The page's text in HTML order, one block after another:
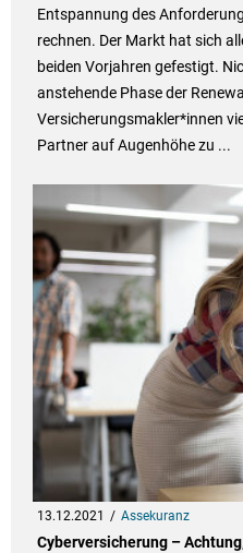
Entspannung des
rechnen. Der Markt hat sich
beiden Vorjahren gefestigt.
anstehende Phase der
Versicherungsmakler*innen
Partner auf Augenhöhe zu ...
13.12.2021 Assekuranz
Cyberversicherung –